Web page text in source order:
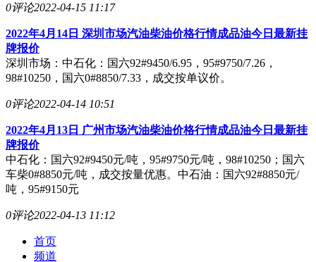
0评论2022-04-15 11:17
2022年4月14日 深圳市场汽油柴油价格行情成品油今日最新挂
牌报价
深圳市场：中石化：国六92#9450/6.95，95#9750/7.26，
98#10250，国六0#8850/7.33，成交按单议价。
0评论2022-04-14 10:51
2022年4月13日 广州市场汽油柴油价格行情成品油今日最新挂
牌报价
中石化：国六92#9450元/吨，95#9750元/吨，98#10250；国六
车柴0#8850元/吨，成交按量优惠。中石油：国六92#8850元/
吨，95#9150元
0评论2022-04-13 11:12
首页
频道